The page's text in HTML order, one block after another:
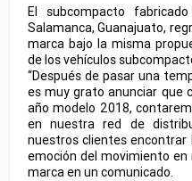
El subcompacto
Salamanca, Guanajuato,
marca bajo la misma
de los vehículos
“Después de pasar una
es muy grato anunciar que
año modelo 2018,
en nuestra red de
nuestros clientes
emoción del movimiento en
marca en un comunicado.